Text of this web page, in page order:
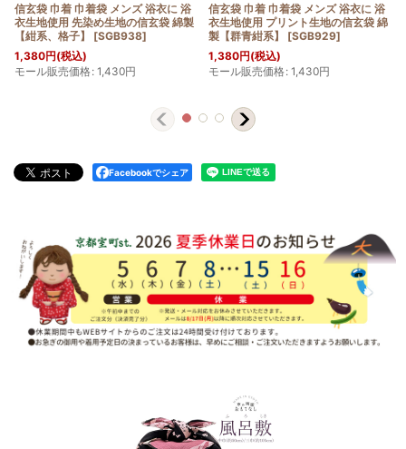
信玄袋 巾着 巾着袋 メンズ 浴衣に 浴
衣生地使用 先染め生地の信玄袋 綿製
【紺系、格子】
[SGB938]
1,380円(税込)
モール販売価格: 1,430円
信玄袋 巾着 巾着袋 メンズ 浴衣に 浴
衣生地使用 プリント生地の信玄袋 綿
製【群青紺系】
[SGB929]
1,380円(税込)
モール販売価格: 1,430円
Facebookでシェア